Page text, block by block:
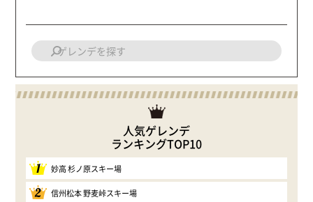
人気ゲレンデ
ランキングTOP10
1 妙高 杉ノ原スキー場
2 信州松本 野麦峠スキー場